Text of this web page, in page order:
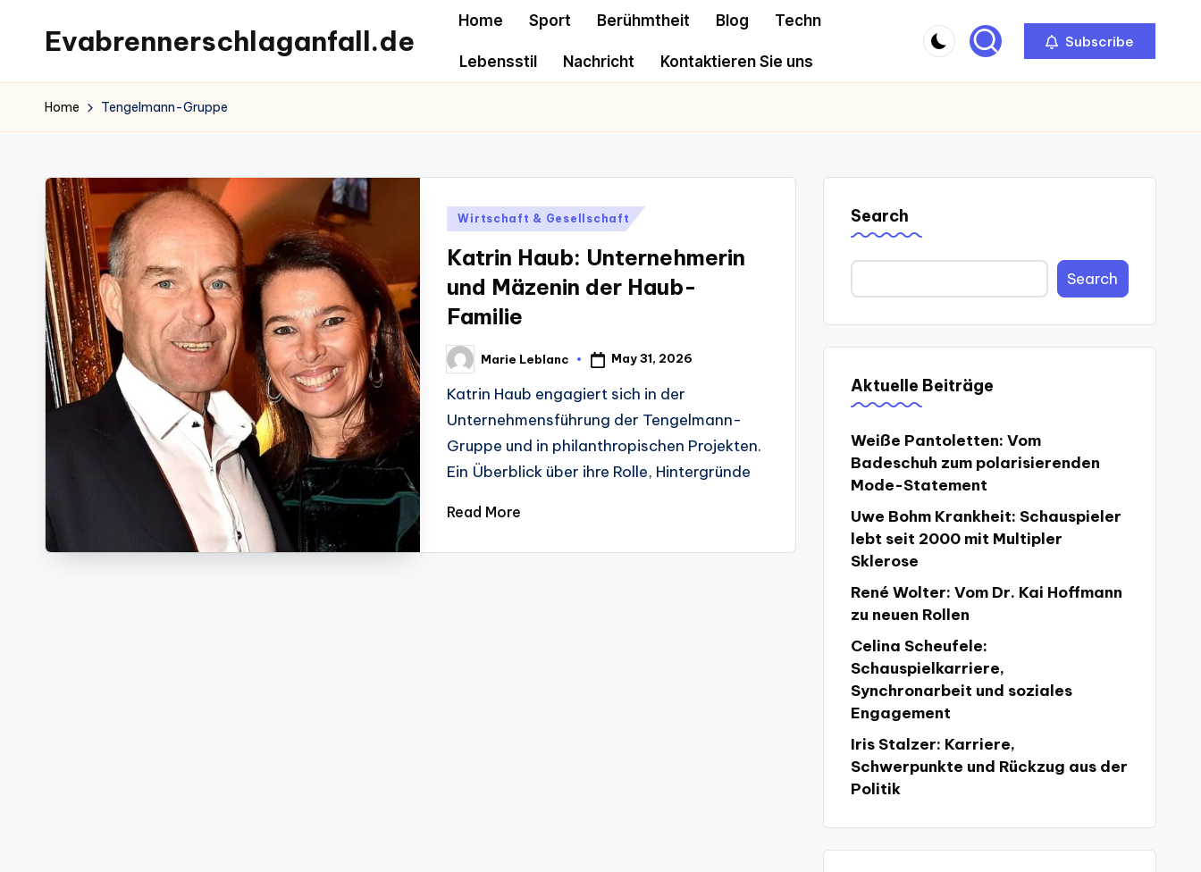
content
Evabrennerschlaganfall.de
Home Sport Berühmtheit Blog Techn
Lebensstil Nachricht Kontaktieren Sie uns
Subscribe
Home Tengelmann-Gruppe
Posted
Wirtschaft & Gesellschaft
Katrin Haub: Unternehmerin
und Mäzenin der Haub-
Familie
Posted
by
Marie Leblanc May 31, 2026
Katrin Haub engagiert sich in der
Unternehmensführung der Tengelmann-
Gruppe und in philanthropischen Projekten.
Ein Überblick über ihre Rolle, Hintergründe
Read More
Search
Search
Aktuelle Beiträge
Weiße Pantoletten: Vom
Badeschuh zum polarisierenden
Mode-Statement
Uwe Bohm Krankheit: Schauspieler
lebt seit 2000 mit Multipler
Sklerose
René Wolter: Vom Dr. Kai Hoffmann
zu neuen Rollen
Celina Scheufele:
Schauspielkarriere,
Synchronarbeit und soziales
Engagement
Iris Stalzer: Karriere,
Schwerpunkte und Rückzug aus der
Politik